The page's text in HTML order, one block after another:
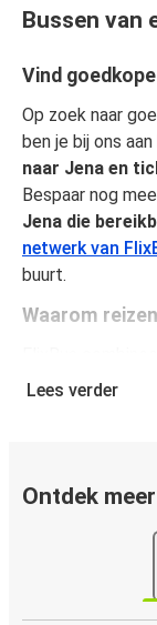
Bussen van
Vind
Op zoek naar
ben je bij ons
naar Jena en
Bespaar nog
Jena die
netwerk van
buurt.
Waarom
passagiers van
tijdens het
handbagage en
Hoe koop je
Een busticket
website of
Lees verder
Ontdek